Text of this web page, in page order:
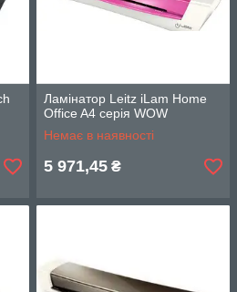
Ламінатор Leitz iLam Home
Office A4 серія WOW
Немає в наявності
5 971,45 ₴